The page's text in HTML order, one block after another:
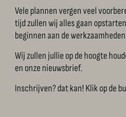
Vele plannen vergen veel
tijd zullen wij alles gaan
beginnen aan de
Wij zullen jullie op de hoogte
en onze nieuwsbrief.
Inschrijven? dat kan! Klik op de